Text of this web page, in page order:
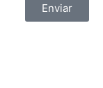
Enviar